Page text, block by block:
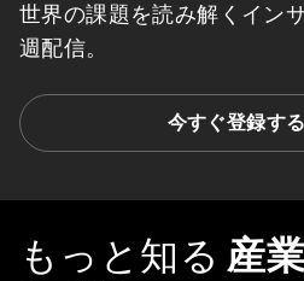
世界の課題を読み解くイン
週配信。
今すぐ登録する
もっと知る 産